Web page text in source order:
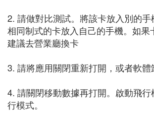
2. 請做對比測試。將該卡放入別的手
相同制式的卡放入自己的手機。如果
建議去營業廳換卡
3. 請將應用關閉重新打開，或者軟體
4. 請關閉移動數據再打開。啟動飛
行模式。